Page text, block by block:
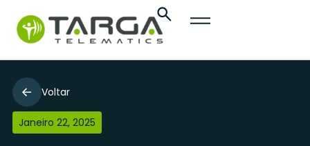
Voltar
Janeiro 22, 2025